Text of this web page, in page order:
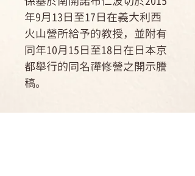
年9月13日至17日在義大利西
火山營所給予的教授，並附有
同年10月15日至18日在日本京
都舉行的同名禪修營之開示謄
稿。